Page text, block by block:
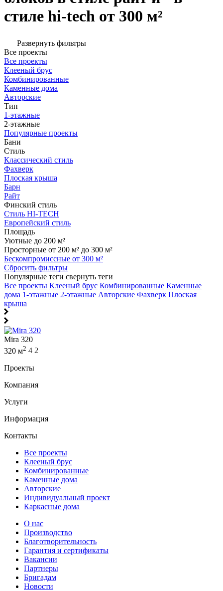
стиле hi-tech от 300 м²
Развернуть фильтры
Все проекты
Все проекты
Клееный брус
Комбинированные
Каменные дома
Авторские
Тип
1-этажные
2-этажные
Популярные проекты
Бани
Стиль
Классический стиль
Фахверк
Плоская крыша
Барн
Райт
Финский стиль
Стиль HI-TECH
Европейский стиль
Площадь
Уютные до 200 м²
Просторные от 200 м² до 300 м²
Бескомпромиссные от 300 м²
Сбросить фильтры
Популярные теги свернуть теги
Все проекты Клееный брус Комбинированные Каменные
дома 1-этажные 2-этажные Авторские Фахверк Плоская
крыша
Mira 320
320 м2 4 2
Проекты
Компания
Услуги
Информация
Контакты
Все проекты
Клееный брус
Комбинированные
Каменные дома
Авторские
Индивидуальный проект
Каркасные дома
О нас
Производство
Благотворительность
Гарантия и сертификаты
Вакансии
Партнеры
Бригадам
Новости